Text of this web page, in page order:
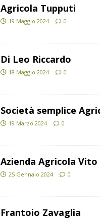
Agricola Tupputi
19 Maggio 2024 0
Di Leo Riccardo
18 Maggio 2024 0
Società semplice
19 Marzo 2024 0
Azienda Agricola Vito
25 Gennaio 2024 0
Frantoio Zavaglia